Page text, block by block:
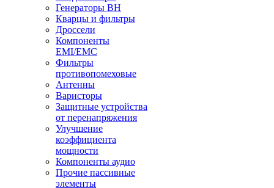
Генераторы ВН
Кварцы и фильтры
Дроссели
Компоненты
EMI/EMC
Фильтры
противопомеховые
Антенны
Варисторы
Защитные устройства
от перенапряжения
Улучшение
коэффициента
мощности
Компоненты аудио
Прочие пассивные
элементы